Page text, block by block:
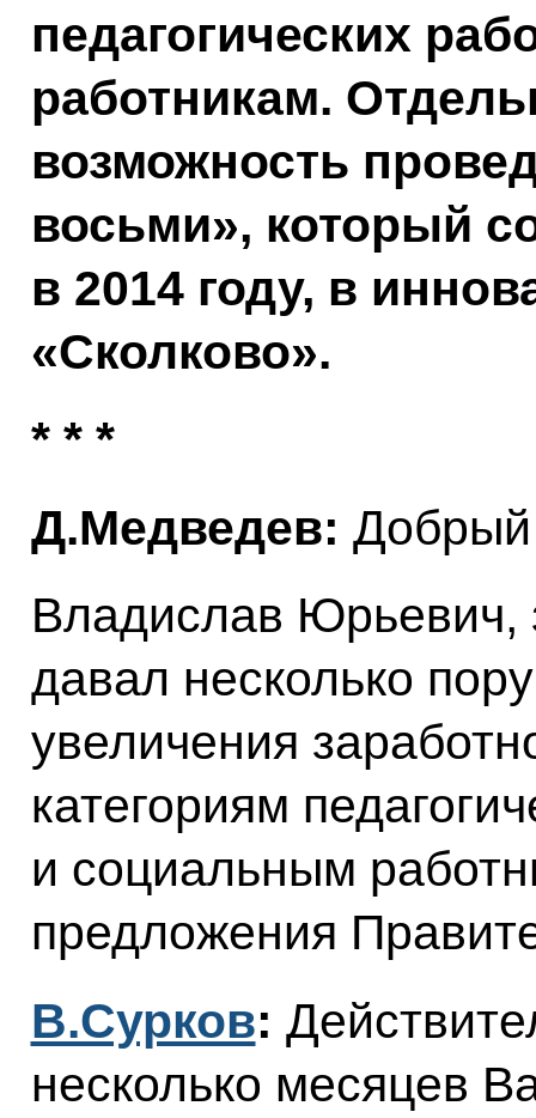
педагогических
работникам.
возможность
восьми», который
в 2014 году, в
«Сколково».
* * *
Д.Медведев:
Владислав Юрьевич,
давал несколько
увеличения
категориям
и социальным
предложения
В.Сурков:
несколько месяцев